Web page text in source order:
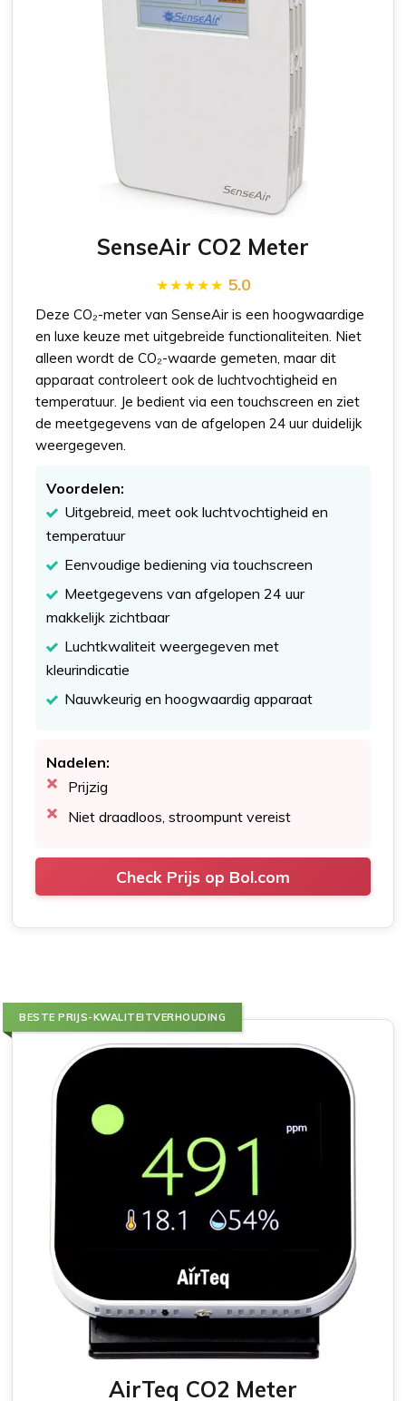
SenseAir CO2 Meter
5.0
Deze CO₂-meter van SenseAir is een hoogwaardige
en luxe keuze met uitgebreide functionaliteiten. Niet
alleen wordt de CO₂-waarde gemeten, maar dit
apparaat controleert ook de luchtvochtigheid en
temperatuur. Je bedient via een touchscreen en ziet
de meetgegevens van de afgelopen 24 uur duidelijk
weergegeven.
Voordelen:
Uitgebreid, meet ook luchtvochtigheid en
temperatuur
Eenvoudige bediening via touchscreen
Meetgegevens van afgelopen 24 uur
makkelijk zichtbaar
Luchtkwaliteit weergegeven met
kleurindicatie
Nauwkeurig en hoogwaardig apparaat
Nadelen:
Prijzig
Niet draadloos, stroompunt vereist
Check Prijs op Bol.com
BESTE PRIJS-KWALITEITVERHOUDING
AirTeq CO2 Meter